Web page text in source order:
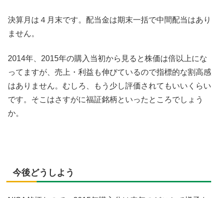
決算月は４月末です。配当金は期末一括で中間配当はあり
ません。
2014年、2015年の購入当初から見ると株価は倍以上にな
ってますが、売上・利益も伸びているので指標的な割高感
はありません。むしろ、もう少し評価されてもいいくらい
です。そこはさすがに福証銘柄といったところでしょう
か。
今後どうしよう